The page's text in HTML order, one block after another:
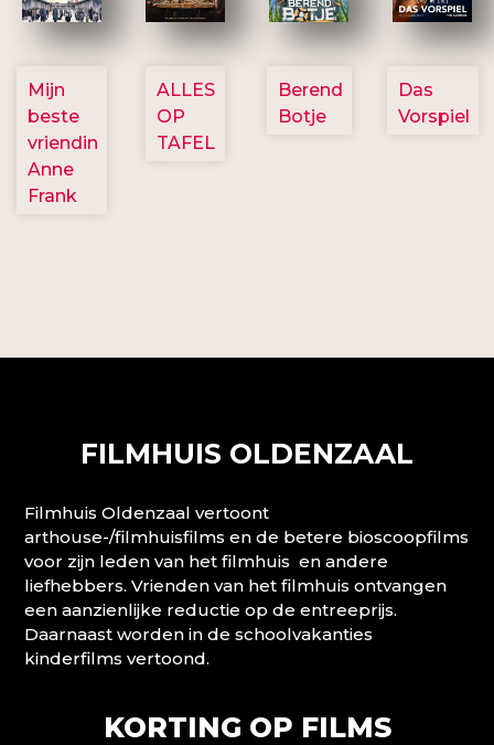
2757
Mijn
beste
vriendin
Anne
Frank
3154
ALLES
OP
TAFEL
2799
Berend
Botje
2777
Das
Vorspiel
FILMHUIS OLDENZAAL
Filmhuis Oldenzaal vertoont
arthouse-/filmhuisfilms en de betere bioscoopfilms
voor zijn leden van het filmhuis en andere
liefhebbers. Vrienden van het filmhuis ontvangen
een aanzienlijke reductie op de entreeprijs.
Daarnaast worden in de schoolvakanties
kinderfilms vertoond.
KORTING OP FILMS